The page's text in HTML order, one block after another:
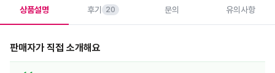
상품설명 후기 20 문의 유의사항
판매자가 직접 소개해요